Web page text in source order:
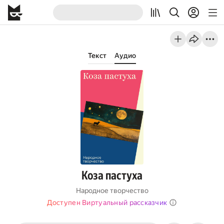
Текст Аудио
Коза пастуха
Народное творчество
Доступен Виртуальный рассказчик